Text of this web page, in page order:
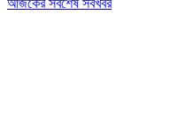
আজকের সর্বশেষ সবখবর